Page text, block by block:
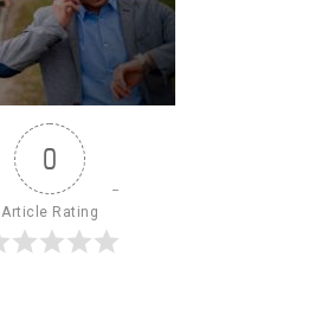
0
Article Rating